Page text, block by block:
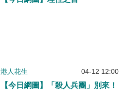
港人花生 04-12 12:00
【今日網圖】「殺人兵團」別來！